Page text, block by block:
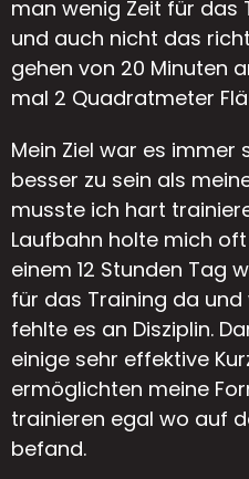
man wenig Zeit für das
und auch nicht das
gehen von 20 Minuten
mal 2 Quadratmeter
Mein Ziel war es immer
besser zu sein als
musste ich hart
Laufbahn holte mich
einem 12 Stunden Tag
für das Training da
fehlte es an Disziplin.
einige sehr effektive
ermöglichten meine
trainieren egal wo auf
befand.